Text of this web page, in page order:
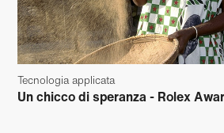
Tecnologia applicata
Un chicco di speranza - Rolex